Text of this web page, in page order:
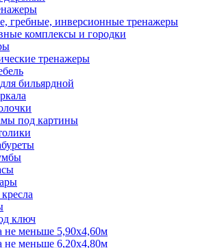
гребные, инверсионные тренажеры
комплексы и городки
тренажеры
бильярдной
под картины
ключ
не меньше 5,90х4,60м
не меньше 6,20х4,80м